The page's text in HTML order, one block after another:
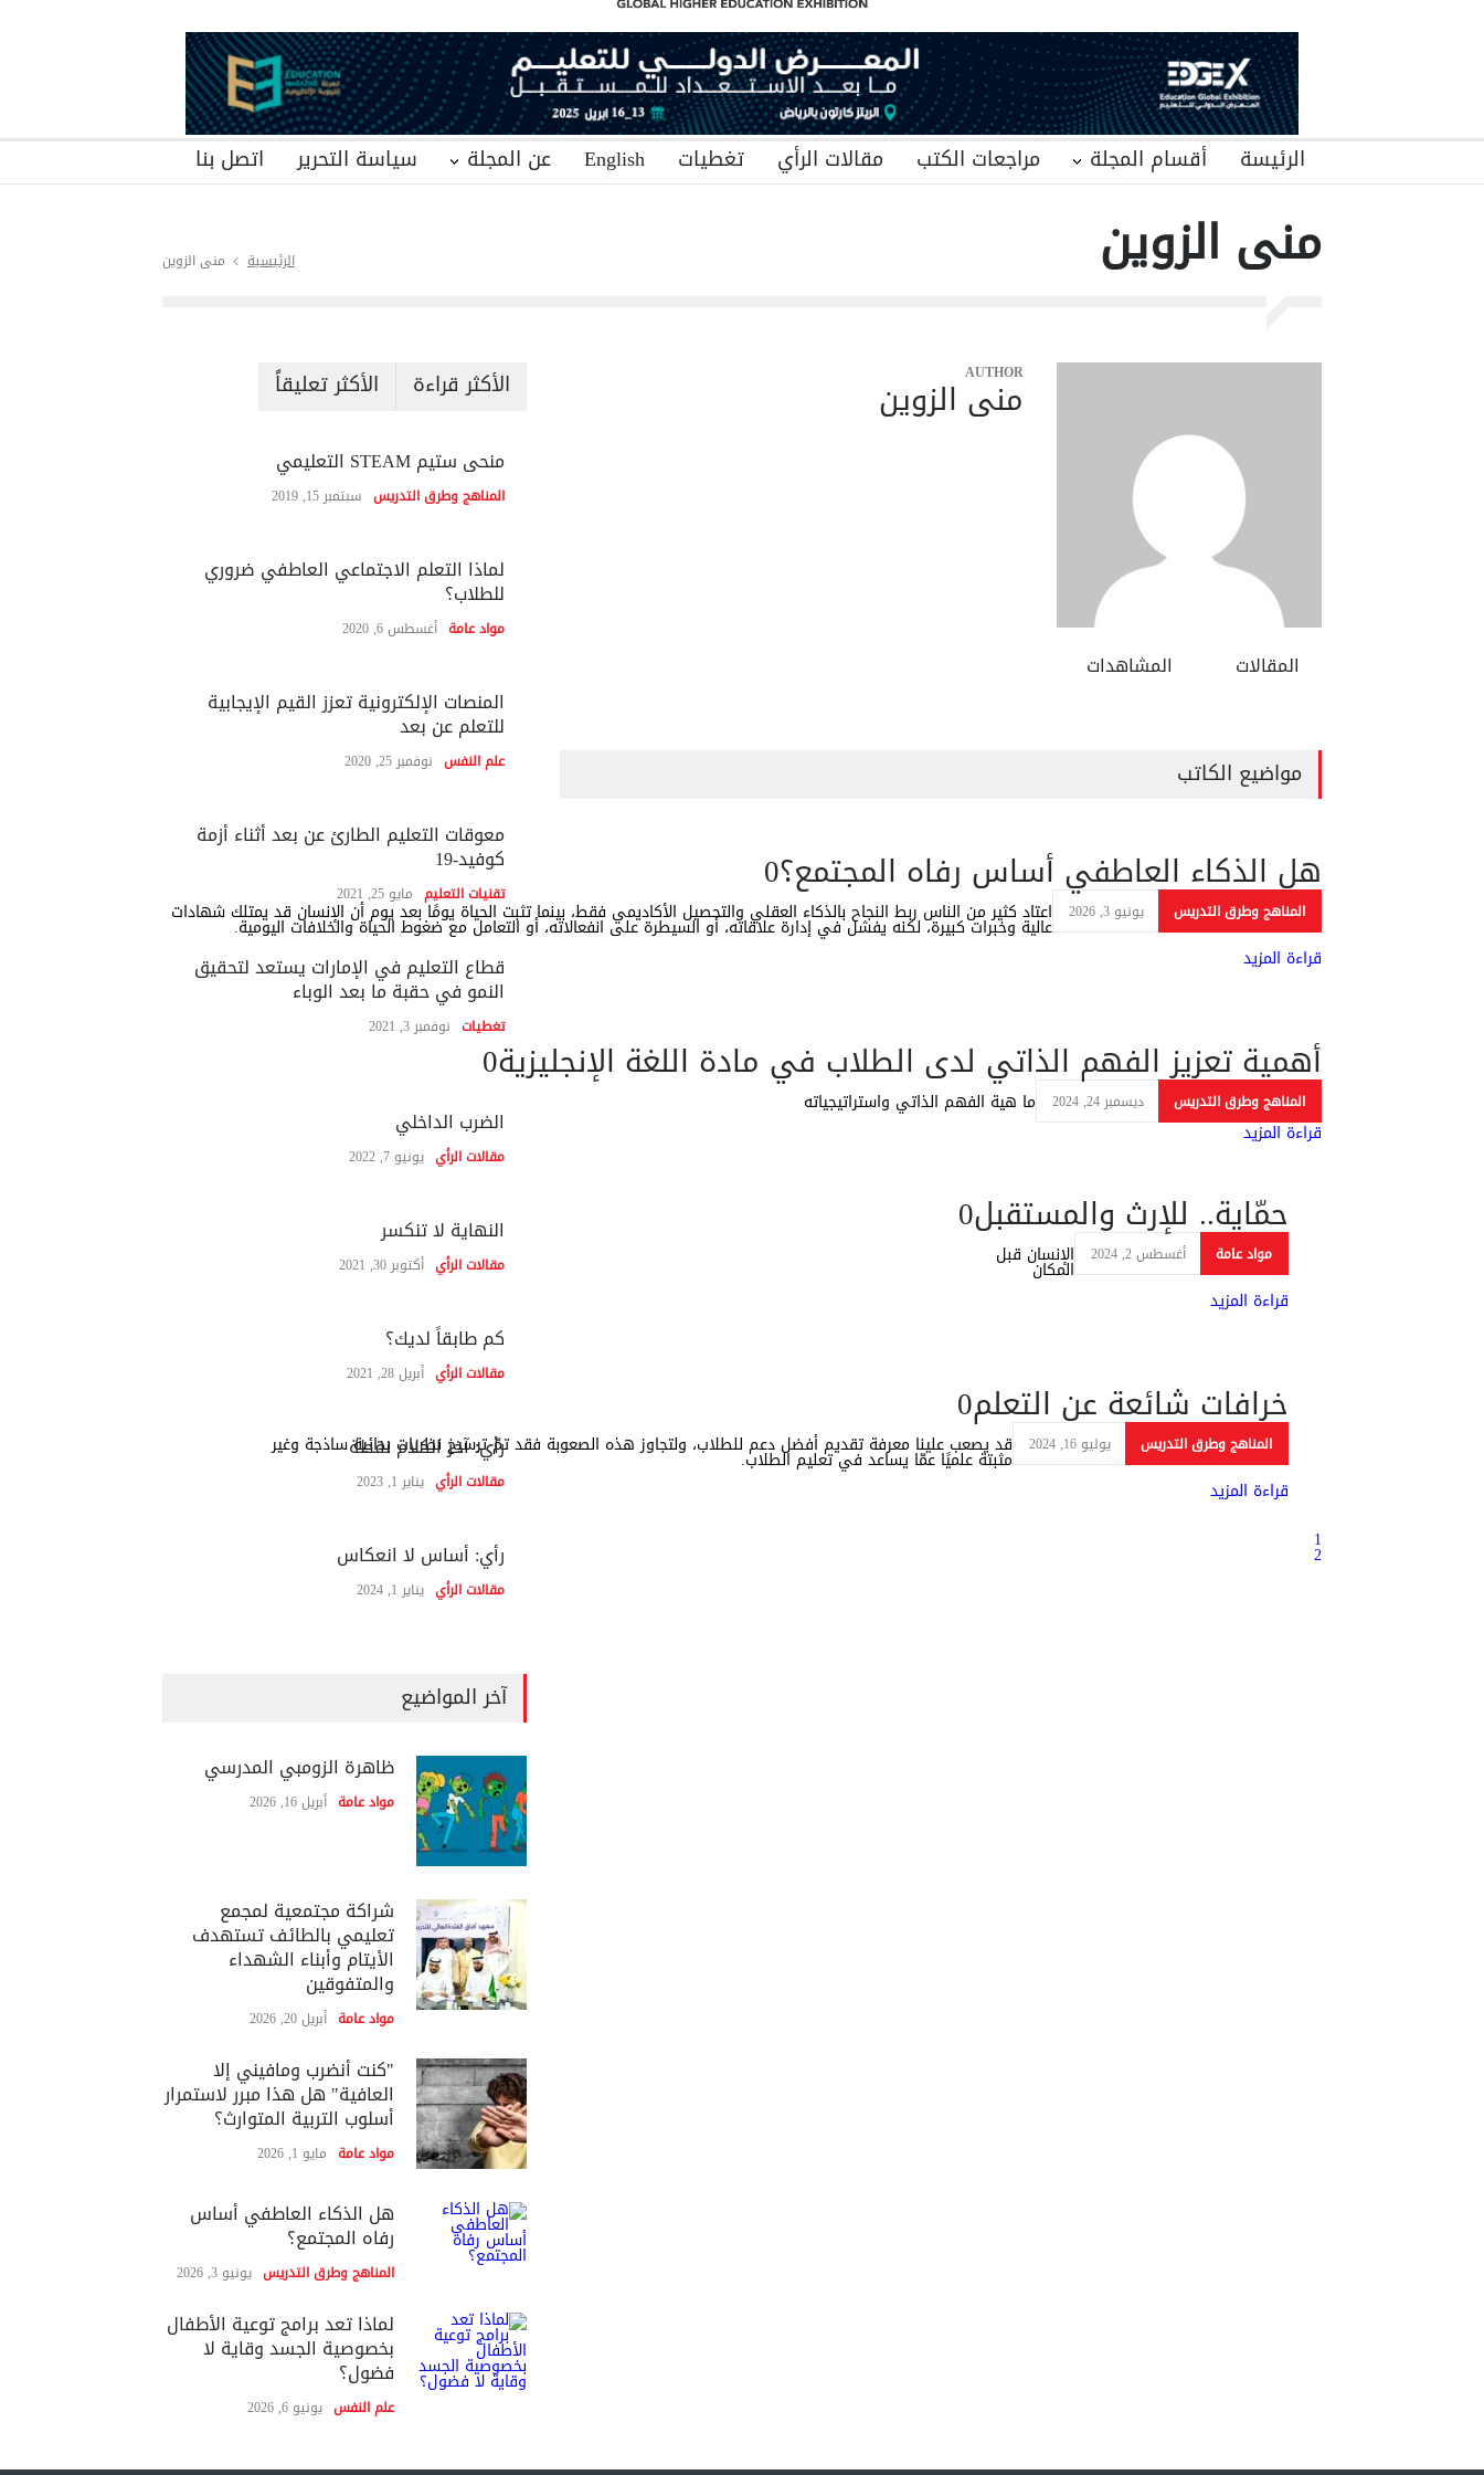
الرئيسة أقسام المجلة مراجعات الكتب مقالات الرأي تغطيات English عن المجلة سياسة التحرير اتصل بنا
منى الزوين الرئيسية منى الزوين
المقالات المشاهدات
AUTHOR
منى الزوين
مواضيع الكاتب
هل الذكاء العاطفي أساس رفاه المجتمع؟0
المناهج وطرق التدريس يونيو 3, 2026 اعتاد كثير من الناس ربط النجاح بالذكاء العقلي والتحصيل الأكاديمي فقط، بينما تثبت الحياة يومًا بعد يوم أن الإنسان قد يمتلك شهادات
عالية وخبرات كبيرة، لكنه يفشل في إدارة علاقاته، أو السيطرة على انفعالاته، أو التعامل مع ضغوط الحياة والخلافات اليومية.
قراءة المزيد
أهمية تعزيز الفهم الذاتي لدى الطلاب في مادة اللغة الإنجليزية0
المناهج وطرق التدريس ديسمبر 24, 2024
ما هية الفهم الذاتي واستراتيجياته
قراءة المزيد
حمّاية.. للإرث والمستقبل0
مواد عامة أغسطس 2, 2024 الإنسان قبل
المكان
قراءة المزيد
خرافات شائعة عن التعلم0
المناهج وطرق التدريس يوليو 16, 2024 قد يصعب علينا معرفة تقديم أفضل دعم للطلاب، ولتجاوز هذه الصعوبة فقد تمّ ترسيخ نظريات بدائية ساذجة وغير
مثبتة علميًا عمّا يساعد في تعليم الطلاب.
قراءة المزيد
1
2
الأكثر قراءة الأكثر تعليقاً
منحى ستيم STEAM التعليمي
المناهج وطرق التدريس سبتمبر 15, 2019
لماذا التعلم الاجتماعي العاطفي ضروري
للطلاب؟
مواد عامة أغسطس 6, 2020
المنصات الإلكترونية تعزز القيم الإيجابية
للتعلم عن بعد
علم النفس نوفمبر 25, 2020
معوقات التعليم الطارئ عن بعد أثناء أزمة
كوفيد-19
تقنيات التعليم مايو 25, 2021
قطاع التعليم في الإمارات يستعد لتحقيق
النمو في حقبة ما بعد الوباء
تغطيات نوفمبر 3, 2021
الضرب الداخلي
مقالات الرأي يونيو 7, 2022
النهاية لا تنكسر
مقالات الرأي أكتوبر 30, 2021
كم طابقاً لديك؟
مقالات الرأي أبريل 28, 2021
رأي: آخر الكلام نقطة
مقالات الرأي يناير 1, 2023
رأي: أساس لا انعكاس
مقالات الرأي يناير 1, 2024
آخر المواضيع
ظاهرة الزومبي المدرسي
مواد عامة أبريل 16, 2026
شراكة مجتمعية لمجمع
تعليمي بالطائف تستهدف
الأيتام وأبناء الشهداء
والمتفوقين
مواد عامة أبريل 20, 2026
"كنت أنضرب ومافيني إلا
العافية" هل هذا مبرر لاستمرار
أسلوب التربية المتوارث؟
مواد عامة مايو 1, 2026
هل الذكاء العاطفي أساس
رفاه المجتمع؟
المناهج وطرق التدريس يونيو 3, 2026
لماذا تعد برامج توعية الأطفال
بخصوصية الجسد وقاية لا
فضول؟
علم النفس يونيو 6, 2026